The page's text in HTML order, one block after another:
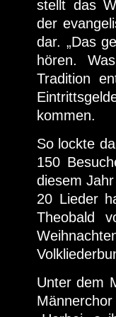
stellt das
der
dar. „Das
hören.
Tradition
kommen.
So lockte
150
diesem
20 Lieder
Theobald
Unter dem